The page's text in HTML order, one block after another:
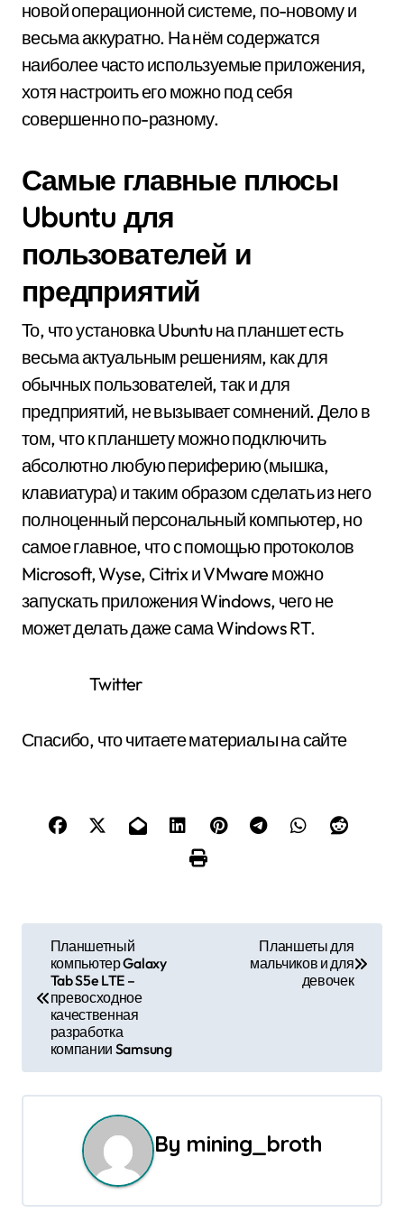
новой операционной системе, по-новому и
весьма аккуратно. На нём содержатся
наиболее часто используемые приложения,
хотя настроить его можно под себя
совершенно по-разному.
Самые главные плюсы
Ubuntu для
пользователей и
предприятий
То, что установка Ubuntu на планшет есть
весьма актуальным решениям, как для
обычных пользователей, так и для
предприятий, не вызывает сомнений. Дело в
том, что к планшету можно подключить
абсолютно любую периферию (мышка,
клавиатура) и таким образом сделать из него
полноценный персональный компьютер, но
самое главное, что с помощью протоколов
Microsoft, Wyse, Citrix и VMware можно
запускать приложения Windows, чего не
может делать даже сама Windows RT.
Twitter
Спасибо, что читаете материалы на сайте
г
и
Планшетный
компьютер Galaxy
Tab S5e LTE –
превосходное
качественная
разработка
компании Samsung
Планшеты для
мальчиков и для
девочек
By mining_broth